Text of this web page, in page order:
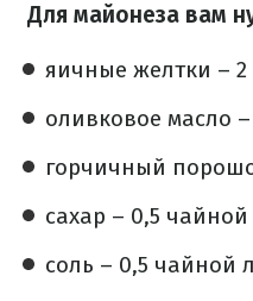
Для майонеза вам
яичные желтки – 2
оливковое масло –
горчичный
сахар – 0,5
соль – 0,5 чайной